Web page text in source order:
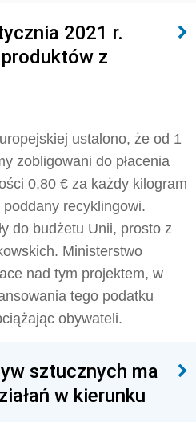
2021 r.
z
ustalono, że od 1
zobligowani do płacenia
0,80 € za każdy kilogram
poddany recyklingowi.
do budżetu Unii, prosto z
Ministerstwo
nad tym projektem, w
tego podatku
obywateli.
sztucznych ma
w kierunku